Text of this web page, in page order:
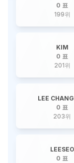
0 표
199위
KIM
0 표
201위
LEE
0 표
203위
LEESEO
0 표